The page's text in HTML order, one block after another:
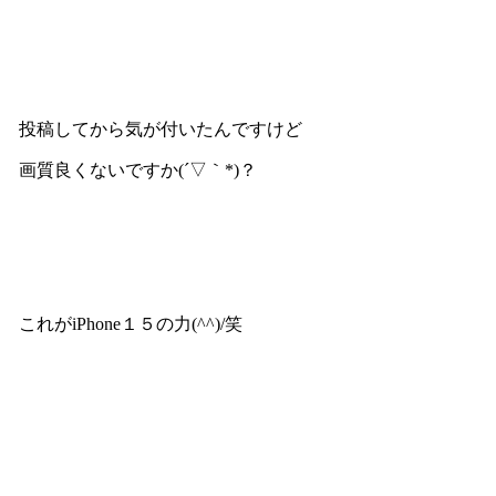
投稿してから気が付いたんですけど
画質良くないですか(´▽｀*)？
これがiPhone１５の力(^^)/笑